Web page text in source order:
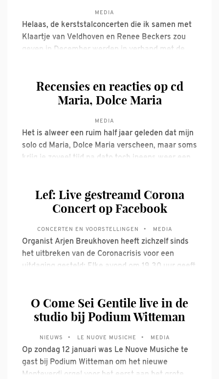
MEDIA
Helaas, de kerststalconcerten die ik samen met
Klaartje van Veldhoven en Renee Beckers zou
geven in December werden in verband met de
generale aan het doen waren, sijpelde het
nieuws binnen dat het land opnieuw op
Recensies en reacties op cd
Maria, Dolce Maria
MEDIA
Het is alweer een ruim half jaar geleden dat mijn
solo cd Maria, Dolce Maria verscheen, maar soms
krijg je zoveel tijd na dato toch ineens weer een
getuige het onderstaande citaat” ”Einnehmend
geschmeidig, mit hoher Kompetenz in
Lef: Live gestreamd Corona
Concert op Facebook
CONCERTEN EN VOORSTELLINGEN MEDIA
Organist Arjen Breukhoven heeft zichzelf sinds
het uitbreken van de Coronacrisis voor een
uitdaging gesteld: Elke avond om 19.30 uur geeft
huiskamer, maar ook in diverse kerken door heel
Nederland. Af en toe nodigt hij
O Come Sei Gentile live in de
studio bij Podium Witteman
NIEUWS LE NUOVE MUSICHE MEDIA
Op zondag 12 januari was Le Nuove Musiche te
gast bij Podium Witteman om het nieuwe
Monteverdi orgel voor het eerst aan het grote